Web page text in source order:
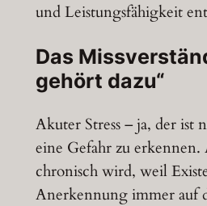
und Leistungsfähigkeit
Das
gehört dazu“
Akuter Stress – ja, der ist
eine Gefahr zu
chronisch wird, weil
Anerkennung immer auf